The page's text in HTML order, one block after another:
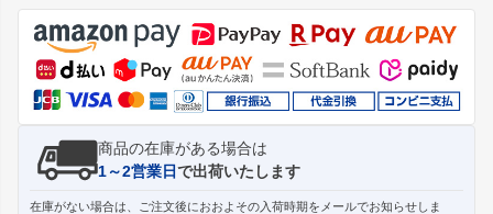
ジト
ップ
へ
商品の在庫がある場合は
1～2営業日で出荷いたします
在庫がない場合は、ご注文後におおよその入荷時期をメールでお知らせしま